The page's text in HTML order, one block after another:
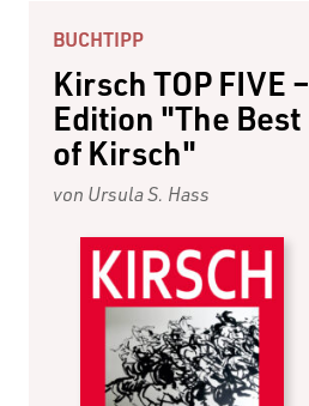
BUCHTIPP
Kirsch TOP FIVE –
Edition "The Best
of Kirsch"
von Ursula S. Hass